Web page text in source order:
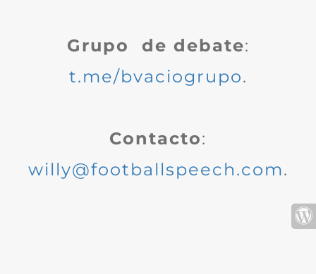
Grupo de debate:
t.me/bvaciogrupo.
Contacto:
willy@footballspeech.com.